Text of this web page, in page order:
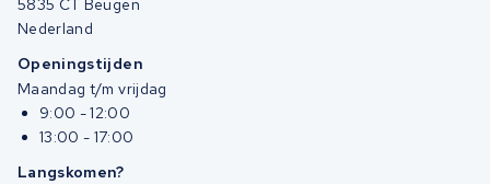
5835 CT Beugen
Nederland
Openingstijden
Maandag t/m vrijdag
9:00 - 12:00
13:00 - 17:00
Langskomen?